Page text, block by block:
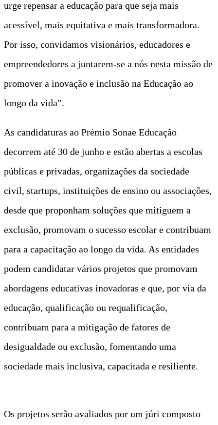
urge repensar a educação para que seja mais
acessível, mais equitativa e mais transformadora.
Por isso, convidamos visionários, educadores e
empreendedores a juntarem-se a nós nesta missão de
promover a inovação e inclusão na Educação ao
longo da vida”.
As candidaturas ao Prémio Sonae Educação
decorrem até 30 de junho e estão abertas a escolas
públicas e privadas, organizações da sociedade
civil, startups, instituições de ensino ou associações,
desde que proponham soluções que mitiguem a
exclusão, promovam o sucesso escolar e contribuam
para a capacitação ao longo da vida. As entidades
podem candidatar vários projetos que promovam
abordagens educativas inovadoras e que, por via da
educação, qualificação ou requalificação,
contribuam para a mitigação de fatores de
desigualdade ou exclusão, fomentando uma
sociedade mais inclusiva, capacitada e resiliente.
Os projetos serão avaliados por um júri composto